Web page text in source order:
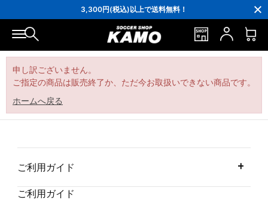
3,300円(税込)以上で送料無料！
ポイント還元率5％！プレミア会員は7％
会員の方にはお誕生月に「10％OFFクーポン」プレゼント！
16,000円(税込)以上でシューズケースプレゼント！
3,300円(税込)以上で送料無料！
申し訳ございません。
ご指定の商品は販売終了か、ただ今お取扱いできない商品です。
ホームへ戻る
ご利用ガイド
ご利用ガイド